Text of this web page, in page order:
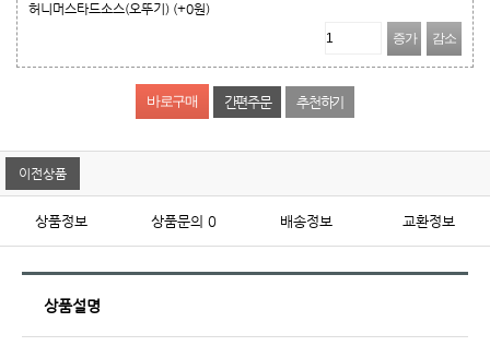
허니머스타드소스(오뚜기) (+0원)
증가
감소
간편주문 추천하기
이전상품
상품정보 상품문의 0 배송정보 교환정보
상품설명